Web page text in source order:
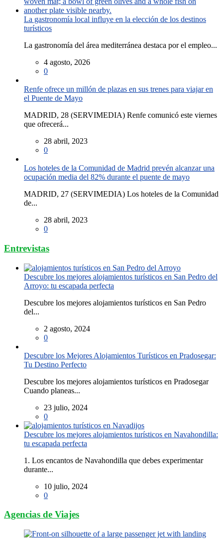
La gastronomía local influye en la elección de los destinos
turísticos
La gastronomía del área mediterránea destaca por el empleo...
4 agosto, 2026
0
Renfe ofrece un millón de plazas en sus trenes para viajar en
el Puente de Mayo
MADRID, 28 (SERVIMEDIA) Renfe comunicó este viernes
que ofrecerá...
28 abril, 2023
0
Los hoteles de la Comunidad de Madrid prevén alcanzar una
ocupación media del 82% durante el puente de mayo
MADRID, 27 (SERVIMEDIA) Los hoteles de la Comunidad
de...
28 abril, 2023
0
Entrevistas
Descubre los mejores alojamientos turísticos en San Pedro del
Arroyo: tu escapada perfecta
Descubre los mejores alojamientos turísticos en San Pedro
del...
2 agosto, 2024
0
Descubre los Mejores Alojamientos Turísticos en Pradosegar:
Tu Destino Perfecto
Descubre los mejores alojamientos turísticos en Pradosegar
Cuando planeas...
23 julio, 2024
0
Descubre los mejores alojamientos turísticos en Navahondilla:
tu escapada perfecta
1. Los encantos de Navahondilla que debes experimentar
durante...
10 julio, 2024
0
Agencias de Viajes